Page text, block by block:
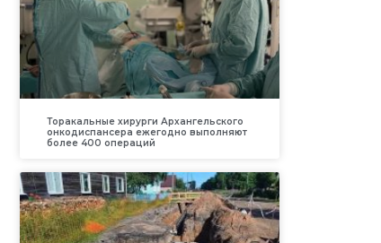
Торакальные хирурги Архангельского
онкодиспансера ежегодно выполняют
более 400 операций